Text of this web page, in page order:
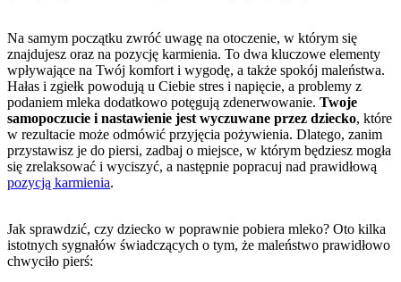
Na samym początku zwróć uwagę na otoczenie, w którym się
znajdujesz oraz na pozycję karmienia. To dwa kluczowe elementy
wpływające na Twój komfort i wygodę, a także spokój maleństwa.
Hałas i zgiełk powodują u Ciebie stres i napięcie, a problemy z
podaniem mleka dodatkowo potęgują zdenerwowanie. Twoje
samopoczucie i nastawienie jest wyczuwane przez dziecko, które
w rezultacie może odmówić przyjęcia pożywienia. Dlatego, zanim
przystawisz je do piersi, zadbaj o miejsce, w którym będziesz mogła
pozycją karmienia.
Jak sprawdzić, czy dziecko w poprawnie pobiera mleko? Oto kilka
istotnych sygnałów świadczących o tym, że maleństwo prawidłowo
chwyciło pierś: